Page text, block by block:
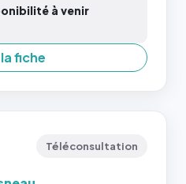
à venir
fiche
Téléconsultation